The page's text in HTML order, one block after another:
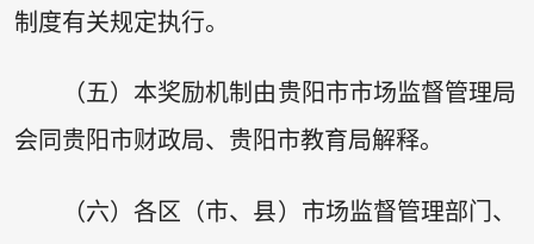
制度有关规定执行。
（五）本奖励机制由贵阳市市场监督管理局
会同贵阳市财政局、贵阳市教育局解释。
（六）各区（市、县）市场监督管理部门、